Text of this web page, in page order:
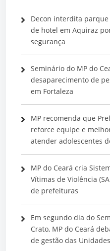
Decon interdita
de hotel em Aquiraz
segurança
Seminário do MP do
desaparecimento de
em Fortaleza
MP recomenda que
reforce equipe e
atender adolescentes
MP do Ceará cria
Vítimas de Violência
de prefeituras
Em segundo dia do
Crato, MP do Ceará
de gestão das